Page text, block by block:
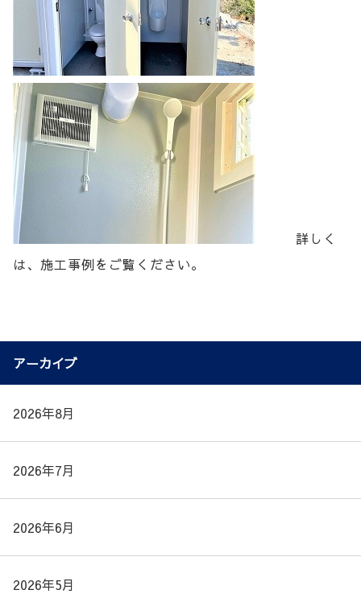
詳しく
は、施工事例をご覧ください。
アーカイブ
2026年8月
2026年7月
2026年6月
2026年5月